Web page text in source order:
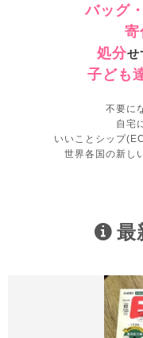
バッグ
寄
処分せ
子ども
不要に
自宅
いいことシップ
世界各国の新し
最